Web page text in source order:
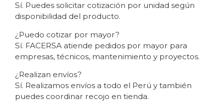
Sí. Puedes solicitar cotización por unidad según
disponibilidad del producto.
¿Puedo cotizar por mayor?
Sí. FACERSA atiende pedidos por mayor para
empresas, técnicos, mantenimiento y proyectos.
¿Realizan envíos?
Sí. Realizamos envíos a todo el Perú y también
puedes coordinar recojo en tienda.